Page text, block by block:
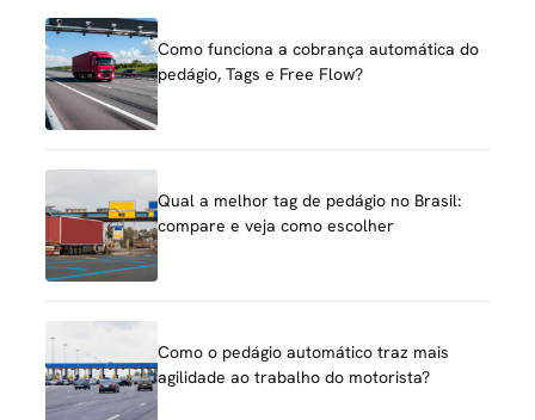
Como funciona a cobrança automática do
pedágio, Tags e Free Flow?
Qual a melhor tag de pedágio no Brasil:
compare e veja como escolher
Como o pedágio automático traz mais
agilidade ao trabalho do motorista?